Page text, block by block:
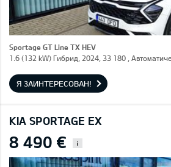
Sportage GT Line TX HEV
1.6 (132 kW) Гибрид, 2024, 33 180 ,
Я ЗАИНТЕРЕСОВАН!
KIA SPORTAGE EX
8 490 € i